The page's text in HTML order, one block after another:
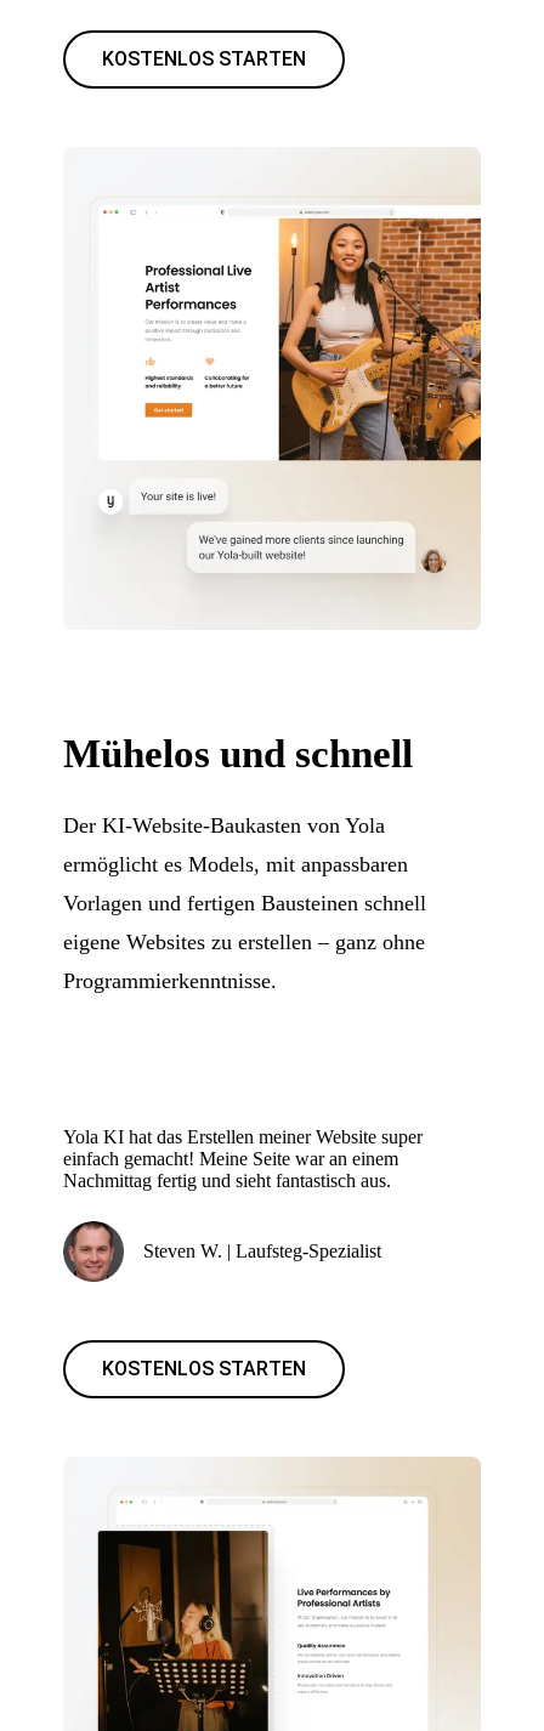
KOSTENLOS STARTEN
Mühelos und schnell
Der KI-Website-Baukasten von Yola
ermöglicht es Models, mit anpassbaren
Vorlagen und fertigen Bausteinen schnell
eigene Websites zu erstellen – ganz ohne
Programmierkenntnisse.
Yola KI hat das Erstellen meiner Website super
einfach gemacht! Meine Seite war an einem
Nachmittag fertig und sieht fantastisch aus.
Steven W. | Laufsteg-Spezialist
KOSTENLOS STARTEN